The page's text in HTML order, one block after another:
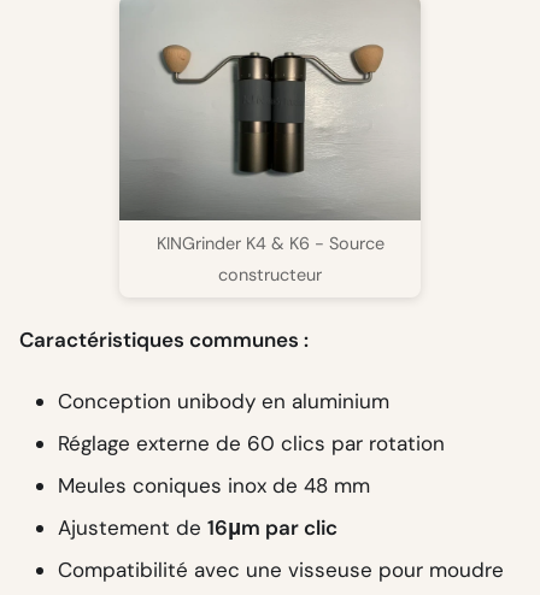
KINGrinder K4 & K6 - Source
constructeur
Caractéristiques communes :
Conception unibody en aluminium
Réglage externe de 60 clics par rotation
Meules coniques inox de 48 mm
Ajustement de 16μm par clic
Compatibilité avec une visseuse pour moudre